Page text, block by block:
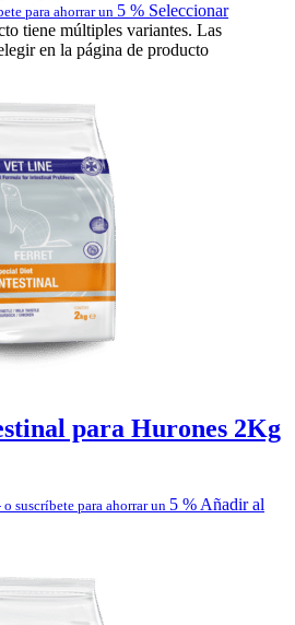
para ahorrar un 5 % Seleccionar
tiene múltiples variantes. Las
en la página de producto
para Hurones 2Kg
o suscríbete para ahorrar un 5 % Añadir al